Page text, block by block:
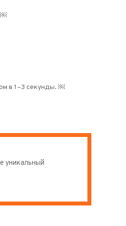
￼
в 1–3 секунды. ￼
уникальный